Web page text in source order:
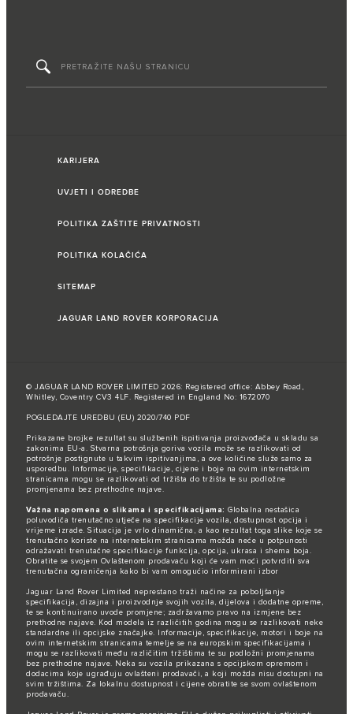
KARIJERA
UVJETI I ODREDBE
POLITIKA ZAŠTITE PRIVATNOSTI
POLITIKA KOLAČIĆA
SITEMAP
JAGUAR LAND ROVER KORPORACIJA
© JAGUAR LAND ROVER LIMITED 2026: Registered office: Abbey Road,
Whitley, Coventry CV3 4LF. Registered in England No: 1672070
POGLEDAJTE UREDBU (EU) 2020/740 PDF
Prikazane brojke rezultat su službenih ispitivanja proizvođača u skladu sa
zakonima EU-a. Stvarna potrošnja goriva vozila može se razlikovati od
potrošnje postignute u takvim ispitivanjima, a ove količine služe samo za
usporedbu. Informacije, specifikacije, cijene i boje na ovim internetskim
stranicama mogu se razlikovati od tržišta do tržišta te su podložne
promjenama bez prethodne najave.
Važna napomena o slikama i specifikacijama: Globalna nestašica
poluvodiča trenutačno utječe na specifikacije vozila, dostupnost opcija i
vrijeme izrade. Situacija je vrlo dinamična, a kao rezultat toga slike koje se
trenutačno koriste na internetskim stranicama možda neće u potpunosti
odražavati trenutačne specifikacije funkcija, opcija, ukrasa i shema boja.
Obratite se svojem Ovlaštenom prodavaču koji će vam moći potvrditi sva
trenutačna ograničenja kako bi vam omogućio informirani izbor
Jaguar Land Rover Limited neprestano traži načine za poboljšanje
specifikacija, dizajna i proizvodnje svojih vozila, dijelova i dodatne opreme,
te se kontinuirano uvode promjene; zadržavamo pravo na izmjene bez
prethodne najave. Kod modela iz različitih godina mogu se razlikovati neke
standardne ili opcijske značajke. Informacije, specifikacije, motori i boje na
ovim internetskim stranicama temelje se na europskim specifikacijama i
mogu se razlikovati među različitim tržištima te su podložni promjenama
bez prethodne najave. Neka su vozila prikazana s opcijskom opremom i
dodacima koje ugrađuju ovlašteni prodavači, a koji možda nisu dostupni na
svim tržištima. Za lokalnu dostupnost i cijene obratite se svom ovlaštenom
prodavaču.